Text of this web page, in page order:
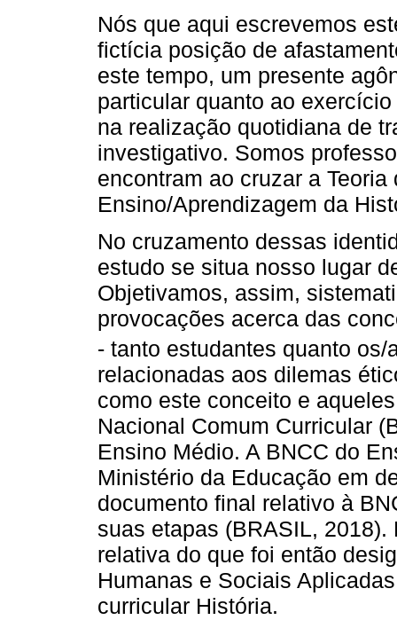
Nós que aqui escrevemos
fictícia posição de
este tempo, um presente
particular quanto ao
na realização quotidiana de
investigativo. Somos
encontram ao cruzar a
Ensino/Aprendizagem da
No cruzamento dessas
estudo se situa nosso lugar
Objetivamos, assim,
provocações acerca das
- tanto estudantes quanto os/
relacionadas aos dilemas
como este conceito e
Nacional Comum Curricular
Ensino Médio. A BNCC do
Ministério da Educação em
documento final relativo à
suas etapas (BRASIL,
relativa do que foi então
Humanas e Sociais
curricular História.